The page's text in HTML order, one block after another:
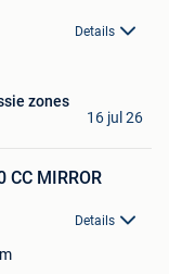
Details
zones
16 jul 26
CC MIRROR
Details